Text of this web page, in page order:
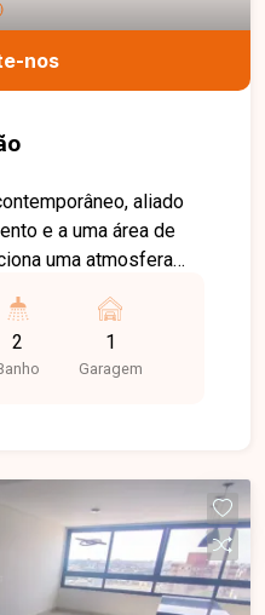
nos
e a uma área de
uma atmosfera
urbano. A Adega
proporciona
a 69 metros de altura,
com apenas oito
conforto e
e garagem
foi pensado para
e sofisticação.
2 1
Garagem